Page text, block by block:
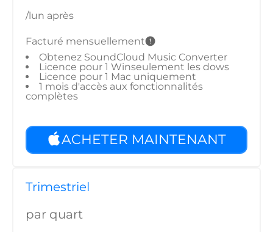
/lun après
Facturé mensuellement
Obtenez SoundCloud Music Converter
Licence pour 1 Winseulement les dows
Licence pour 1 Mac uniquement
1 mois d'accès aux fonctionnalités
complètes
ACHETER MAINTENANT
Trimestriel
par quart